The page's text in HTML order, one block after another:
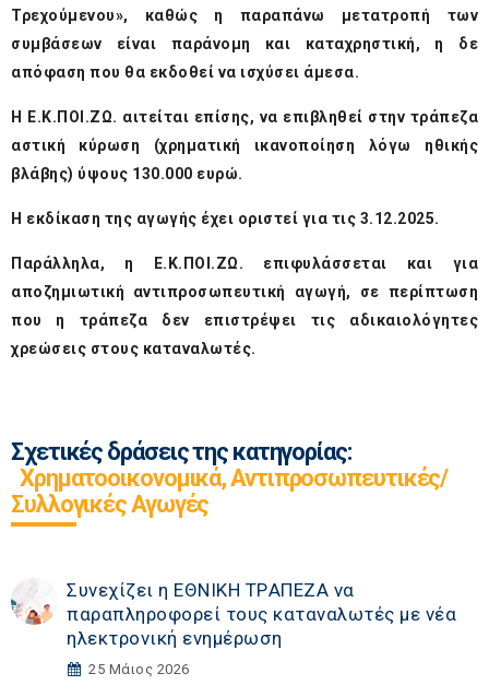
Τρεχούμενου», καθώς η παραπάνω μετατροπή των
συμβάσεων είναι παράνομη και καταχρηστική, η δε
απόφαση που θα εκδοθεί να ισχύσει άμεσα.
Η Ε.Κ.ΠΟΙ.ΖΩ. αιτείται επίσης, να επιβληθεί στην τράπεζα
αστική κύρωση (χρηματική ικανοποίηση λόγω ηθικής
βλάβης) ύψους 130.000 ευρώ.
Η εκδίκαση της αγωγής έχει οριστεί για τις 3.12.2025.
Παράλληλα, η Ε.Κ.ΠΟΙ.ΖΩ. επιφυλάσσεται και για
αποζημιωτική αντιπροσωπευτική αγωγή, σε περίπτωση
που η τράπεζα δεν επιστρέψει τις αδικαιολόγητες
χρεώσεις στους καταναλωτές.
Σχετικές δράσεις της κατηγορίας:
Χρηματοοικονομικά, Αντιπροσωπευτικές/
Συλλογικές Αγωγές
Συνεχίζει η ΕΘΝΙΚΗ TΡAΠEZA να
παραπληροφορεί τους καταναλωτές με νέα
ηλεκτρονική ενημέρωση
25 Μάιος 2026